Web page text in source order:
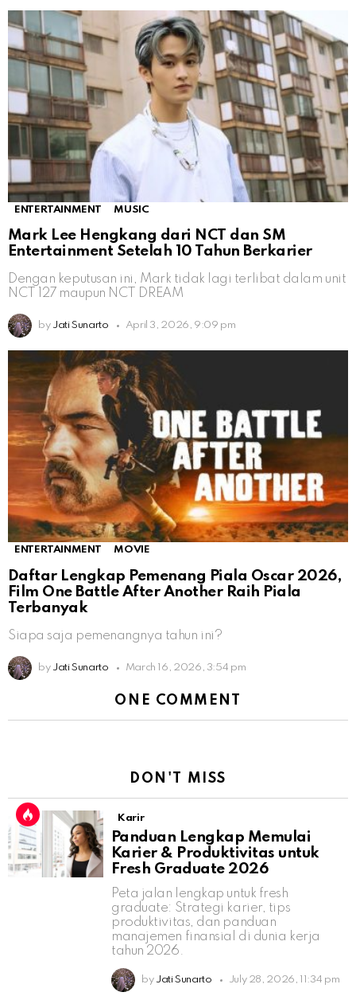
ENTERTAINMENT MUSIC
Mark Lee Hengkang dari NCT dan SM
Entertainment Setelah 10 Tahun Berkarier
Dengan keputusan ini, Mark tidak lagi terlibat dalam unit
NCT 127 maupun NCT DREAM
by Jati Sunarto April 3, 2026, 9:09 pm
ENTERTAINMENT MOVIE
Daftar Lengkap Pemenang Piala Oscar 2026,
Film One Battle After Another Raih Piala
Terbanyak
Siapa saja pemenangnya tahun ini?
by Jati Sunarto March 16, 2026, 3:54 pm
ONE COMMENT
DON'T MISS
Karir
Panduan Lengkap Memulai
Karier & Produktivitas untuk
Fresh Graduate 2026
Peta jalan lengkap untuk fresh
graduate: Strategi karier, tips
produktivitas, dan panduan
manajemen finansial di dunia kerja
tahun 2026.
by Jati Sunarto July 28, 2026, 11:34 pm